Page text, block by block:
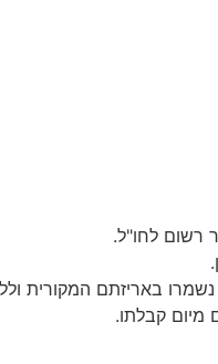
רשום לחו"ל.
באריזתם המקורית